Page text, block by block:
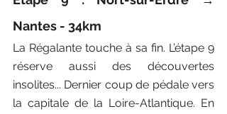
Nantes - 34km
La Régalante touche à sa fin. L’étape 9
réserve aussi des découvertes
insolites... Dernier coup de pédale vers
la capitale de la Loire-Atlantique. En